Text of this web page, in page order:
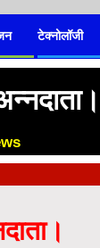
टेक्नोलॉजी